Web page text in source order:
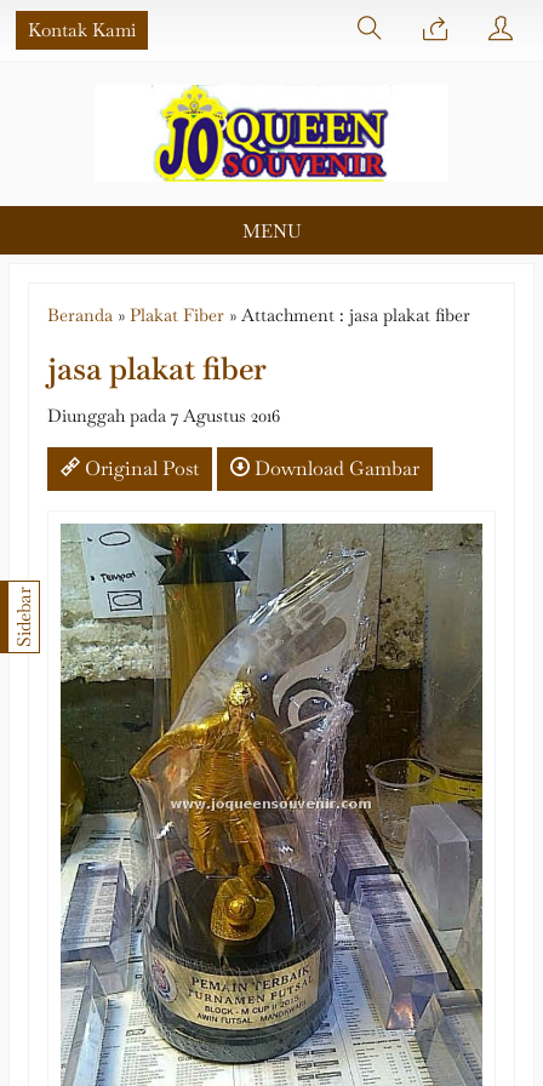
Kontak Kami
MENU
Beranda » Plakat Fiber » Attachment : jasa plakat fiber
jasa plakat fiber
Diunggah pada 7 Agustus 2016
Original Post Download Gambar
Sidebar